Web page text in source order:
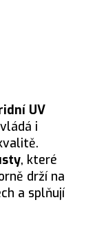
UV
i
, které
drží na
a splňují